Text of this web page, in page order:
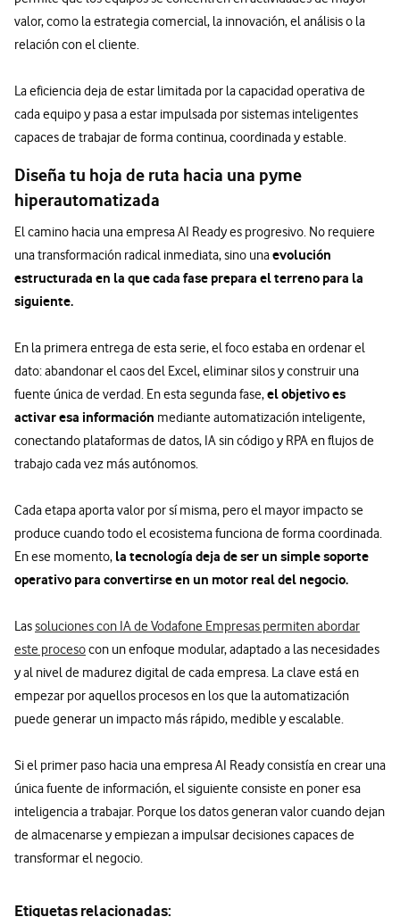
valor, como la estrategia comercial, la innovación, el análisis o la
relación con el cliente.
La eficiencia deja de estar limitada por la capacidad operativa de
cada equipo y pasa a estar impulsada por sistemas inteligentes
capaces de trabajar de forma continua, coordinada y estable.
Diseña tu hoja de ruta hacia una pyme
hiperautomatizada
El camino hacia una empresa AI Ready es progresivo. No requiere
una transformación radical inmediata, sino unaevolución
estructurada en la que cada fase prepara el terreno para la
siguiente.
En la primera entrega de esta serie, el foco estaba en ordenar el
dato: abandonar el caos del Excel, eliminar silos y construir una
fuente única de verdad. En esta segunda fase,el objetivo es
activar esa información mediante automatización inteligente,
conectando plataformas de datos, IA sin código y RPA en flujos de
trabajo cada vez más autónomos.
Cada etapa aporta valor por sí misma, pero el mayor impacto se
produce cuando todo el ecosistema funciona de forma coordinada.
En ese momento, la tecnología deja de ser un simple soporte
operativo para convertirse en un motor real del negocio.
Lassoluciones con IA de Vodafone Empresas permiten abordar
este procesocon un enfoque modular, adaptado a las necesidades
y al nivel de madurez digital de cada empresa. La clave está en
empezar por aquellos procesos en los que la automatización
puede generar un impacto más rápido, medible y escalable.
Si el primer paso hacia una empresa AI Ready consistía en crear una
única fuente de información, el siguiente consiste en poner esa
inteligencia a trabajar. Porque los datos generan valor cuando dejan
de almacenarse y empiezan a impulsar decisiones capaces de
transformar el negocio.
Etiquetas relacionadas: